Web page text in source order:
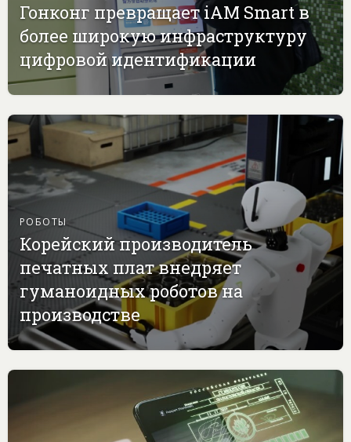
Гонконг превращает iAM Smart в
более широкую инфраструктуру
цифровой идентификации
РОБОТЫ
Корейский производитель
печатных плат внедряет
гуманоидных роботов на
производстве